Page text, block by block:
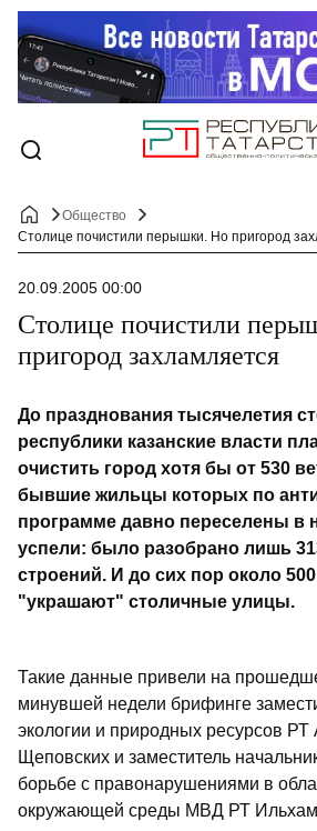
Общество
Столице почистили перышки. Но пригород
20.09.2005 00:00
Столице почистили
пригород захламляется
До празднования тысячелетия
республики казанские власти
очистить город хотя бы от 530
бывшие жильцы которых по
программе давно переселены в
успели: было разобрано лишь
строений. И до сих пор около
"украшают" столичные улицы.
Такие данные привели на
минувшей недели брифинге
экологии и природных ресурсов РТ
Щеповских и заместитель
борьбе с правонарушениями в
окружающей среды МВД РТ